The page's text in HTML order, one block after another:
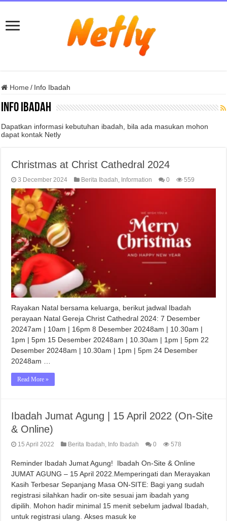
Home / Info Ibadah
Info Ibadah
Dapatkan informasi kebutuhan ibadah, bila ada masukan mohon
dapat kontak Netly
Christmas at Christ Cathedral 2024
3 December 2024 Berita Ibadah, Information 0 559
Rayakan Natal bersama keluarga, berikut jadwal Ibadah
perayaan Natal Gereja Christ Cathedral 2024: 7 Desember
20247am | 10am | 16pm 8 Desember 20248am | 10.30am |
1pm | 5pm 15 Desember 20248am | 10.30am | 1pm | 5pm 22
Desember 20248am | 10.30am | 1pm | 5pm 24 Desember
20248am …
Read More »
Ibadah Jumat Agung | 15 April 2022 (On-Site
& Online)
15 April 2022 Berita Ibadah Info Ibadah 0 578
Reminder Ibadah Jumat Agung! Ibadah On-Site & Online
JUMAT AGUNG – 15 April 2022.Memperingati dan Merayakan
Kasih Terbesar Sepanjang Masa ON-SITE: Bagi yang sudah
registrasi silahkan hadir on-site sesuai jam ibadah yang
dipilih. Mohon hadir minimal 15 menit sebelum jadwal Ibadah,
untuk registrasi ulang. Akses masuk ke